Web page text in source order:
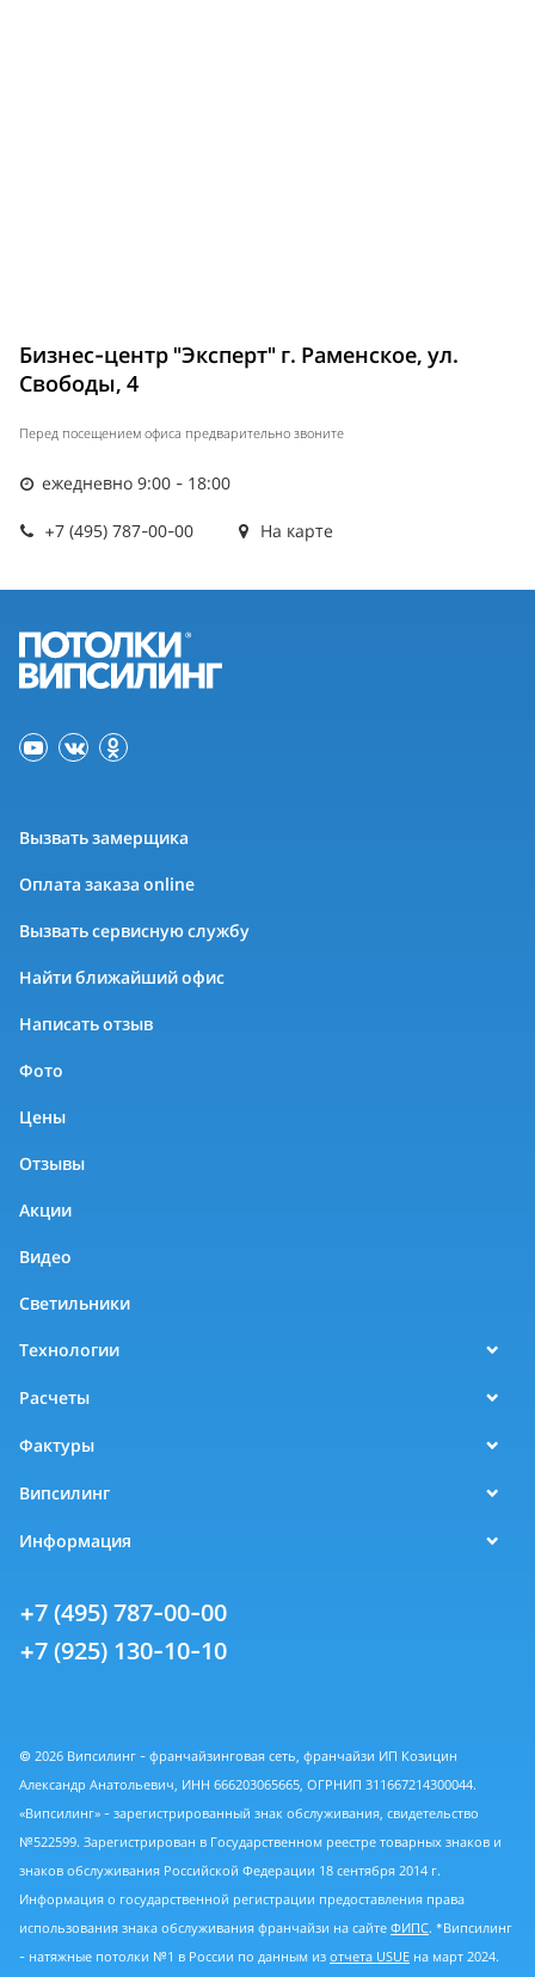
Бизнес-центр "Эксперт" г. Раменское, ул.
Свободы, 4
Перед посещением офиса предварительно звоните
ежедневно 9:00 - 18:00
+7 (495) 787-00-00 На карте
Вызвать замерщика
Оплата заказа online
Вызвать сервисную службу
Найти ближайший офис
Написать отзыв
Фото
Цены
Отзывы
Акции
Видео
Светильники
Технологии
Расчеты
Фактуры
Випсилинг
Информация
+7 (495) 787-00-00
+7 (925) 130-10-10
© 2026 Випсилинг - франчайзинговая сеть, франчайзи ИП Козицин
Александр Анатольевич, ИНН 666203065665, ОГРНИП 311667214300044.
«Випсилинг» - зарегистрированный знак обслуживания, свидетельство
№522599. Зарегистрирован в Государственном реестре товарных знаков и
знаков обслуживания Российской Федерации 18 сентября 2014 г.
Информация о государственной регистрации предоставления права
использования знака обслуживания франчайзи на сайте ФИПС. *Випсилинг
- натяжные потолки №1 в России по данным из отчета USUE на март 2024.